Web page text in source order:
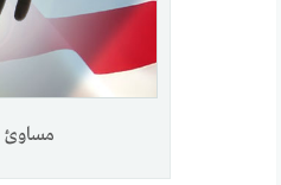
مساوئ